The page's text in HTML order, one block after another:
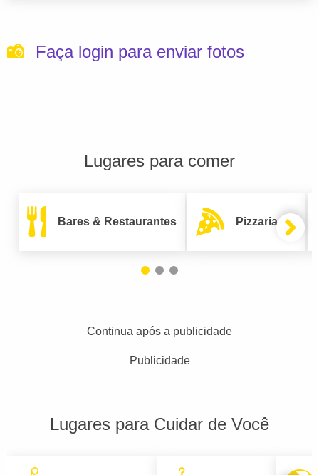
Faça login para enviar fotos
Lugares para comer
Bares & Restaurantes Pizzarias
Continua após a publicidade
Publicidade
Lugares para Cuidar de Você